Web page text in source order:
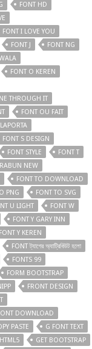
FONT HD
FONT I LOVE YOU
FONT J
FONT NG
FONT O KEREN
THROUGH IT
FONT OU FAIT
FONT S DESIGN
FONT STYLE
FONT T
NEW
FONT TO DOWNLOAD
PNG
FONT TO SVG
U LIGHT
FONT W
FONT Y GARY INN
FONT Y KEREN
FONT ট্যাগের অ্যাট্রিবিউট হলো
FONTS 99
FORM BOOTSTRAP
FRONT DESIGN
DOWNLOAD
PASTE
G FONT TEXT
GET BOOTSTRAP